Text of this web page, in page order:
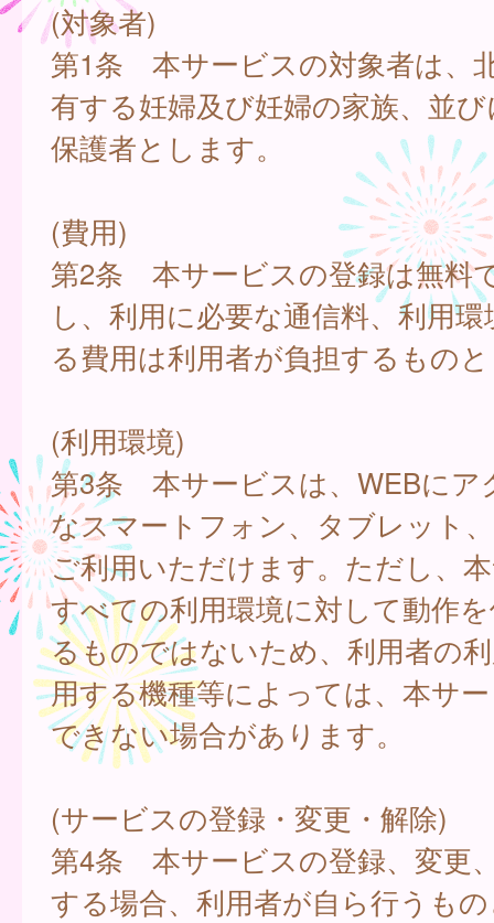
(対象者)
第1条 本サービスの対象者は、
有する妊婦及び妊婦の家族、並
保護者とします。
(費用)
第2条 本サービスの登録は無料
し、利用に必要な通信料、利用
る費用は利用者が負担するもの
(利用環境)
第3条 本サービスは、WEBにア
なスマートフォン、タブレット
ご利用いただけます。ただし、
すべての利用環境に対して動作
るものではないため、利用者の
用する機種等によっては、本サ
できない場合があります。
(サービスの登録・変更・解除)
第4条 本サービスの登録、変更
する場合、利用者が自ら行うも